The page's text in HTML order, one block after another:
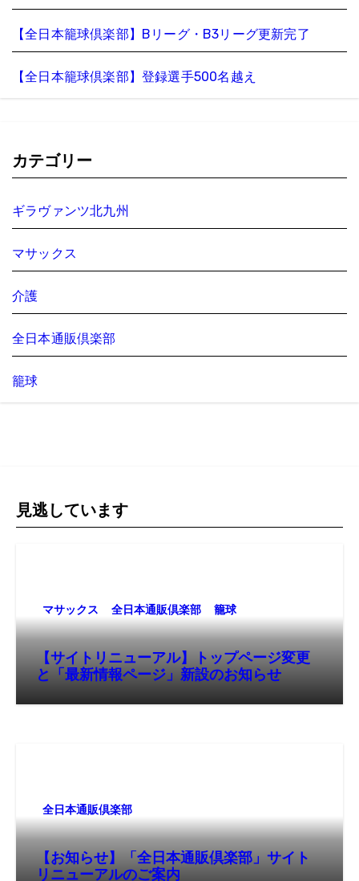
【全日本籠球倶楽部】Bリーグ・B3リーグ更新完了
【全日本籠球倶楽部】登録選手500名越え
カテゴリー
ギラヴァンツ北九州
マサックス
介護
全日本通販倶楽部
籠球
見逃しています
マサックス 全日本通販倶楽部 籠球
【サイトリニューアル】トップページ変更
と「最新情報ページ」新設のお知らせ
全日本通販倶楽部
【お知らせ】「全日本通販倶楽部」サイト
リニューアルのご案内